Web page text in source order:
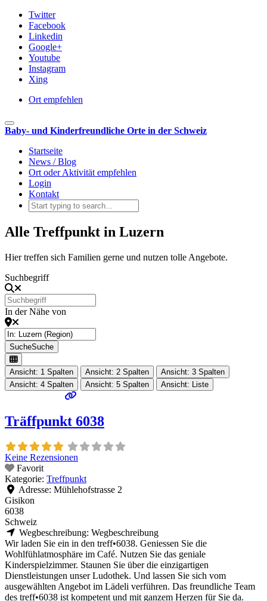
Twitter
Facebook
Linkedin
Google+
Youtube
Instagram
Xing
Ort empfehlen
Toggle navigation
Baby- und Kinderfreundliche Orte in der Schweiz
Startseite
News / Blog
Ort oder Aktivität empfehlen
Login
Kontakt
Alle Treffpunkt in Luzern
Hier treffen sich Familien gerne und nutzen tolle Angebote.
Suchbegriff
In der Nähe von
SucheSuche
Ansicht: 1 Spalten Ansicht: 2 Spalten
Ansicht: 3 Spalten
Ansicht: 4 Spalten
Ansicht: 5 Spalten Ansicht: Liste
Träffpunkt 6038
Keine Rezensionen
Favorit
Kategorie: Treffpunkt
Adresse: Mühlehofstrasse 2
Gisikon
6038
Schweiz
Wegbeschreibung: Wegbeschreibung
Wir laden Sie ein in den treff•6038. Geniessen Sie die
Wohlfühlatmosphäre im Café. Nutzen Sie das geniale
Kinderspielzimmer. Staunen Sie über die einzigartigen
Dienstleistungen unser Ludothek. Und lassen Sie sich vom
ausgewählten Angebot im Lädeli verführen. Das freundliche Team
des treff•6038 ist kompetent und mit ganzem Herzen für Sie da.